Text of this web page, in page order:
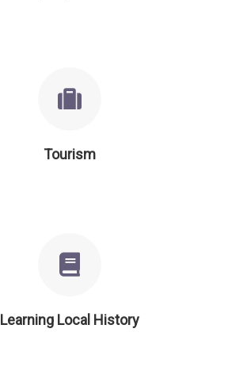
Tourism
Learning Local History